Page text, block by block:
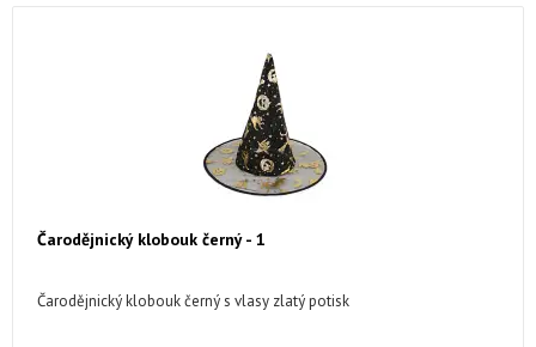
Čarodějnický klobouk černý - 1
Čarodějnický klobouk černý s vlasy zlatý potisk